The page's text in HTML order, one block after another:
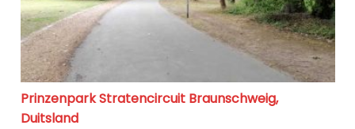
Prinzenpark Stratencircuit Braunschweig,
Duitsland